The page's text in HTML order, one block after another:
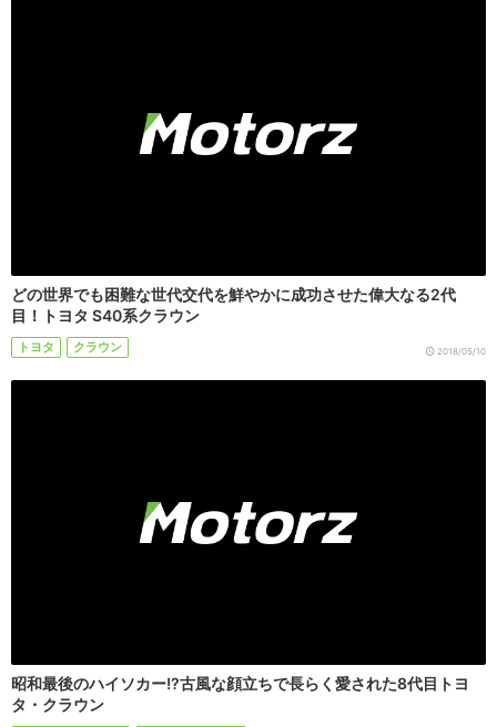
どの世界でも困難な世代交代を鮮やかに成功させた偉大なる2代
目！トヨタ S40系クラウン
トヨタ クラウン 2018/05/10
昭和最後のハイソカー!?古風な顔立ちで長らく愛された8代目トヨ
タ・クラウン